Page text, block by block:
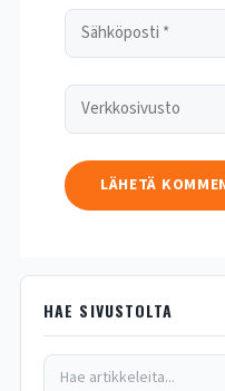
HAE SIVUSTOLTA